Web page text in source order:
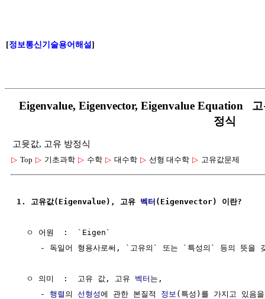
[정보통신기술용어해설]
Eigenvalue, Eigenvector, Eigenvalue Equation
정식
고윳값, 고유 방정식
▷ Top ▷ 기초과학 ▷ 수학 ▷ 대수학 ▷ 선형 대수학 ▷ 고유값문제
1. 고유값(Eigenvalue), 고유 벡터 (Eigenvector) 이란?
  ㅇ 어원  :  `Eigen`
- 독일어 형용사로써, `고유의` 또는 `특성의` 등의 뜻을
  ㅇ 의미  :  고유 값, 고유
벡터 는,
     -
행렬 의 선형성에 관한 본질적 정보 (특성)를 가지고 있음